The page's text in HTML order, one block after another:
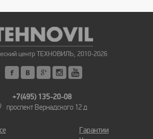
центр ТЕХНОВИЛЬ, 2010-2026
+7(495) 135-20-08
проспект Вернадского 12 д
Гарантии